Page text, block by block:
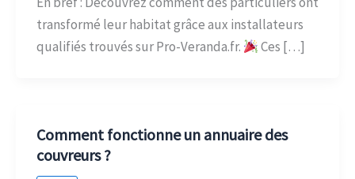
transformé leur habitat grâce aux installateurs
qualifiés trouvés sur Pro-Veranda.fr.
Ces […]
Comment fonctionne un annuaire des
couvreurs ?